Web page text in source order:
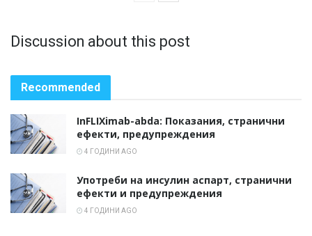
Discussion about this post
Recommended
InFLIXimab-abda: Показания, странични
ефекти, предупреждения
4 ГОДИНИ AGO
Употреби на инсулин аспарт, странични
ефекти и предупреждения
4 ГОДИНИ AGO